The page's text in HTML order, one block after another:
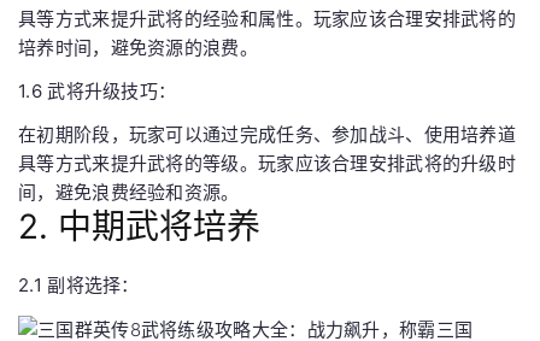
具等方式来提升武将的经验和属性。玩家应该合理安排武将的
培养时间，避免资源的浪费。
1.6 武将升级技巧：
在初期阶段，玩家可以通过完成任务、参加战斗、使用培养道
具等方式来提升武将的等级。玩家应该合理安排武将的升级时
间，避免浪费经验和资源。
2. 中期武将培养
2.1 副将选择：